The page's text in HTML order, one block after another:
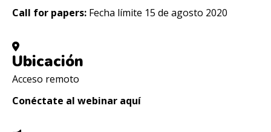
Call for papers: Fecha límite 15 de agosto 2020
Ubicación
Acceso remoto
Conéctate al webinar aquí